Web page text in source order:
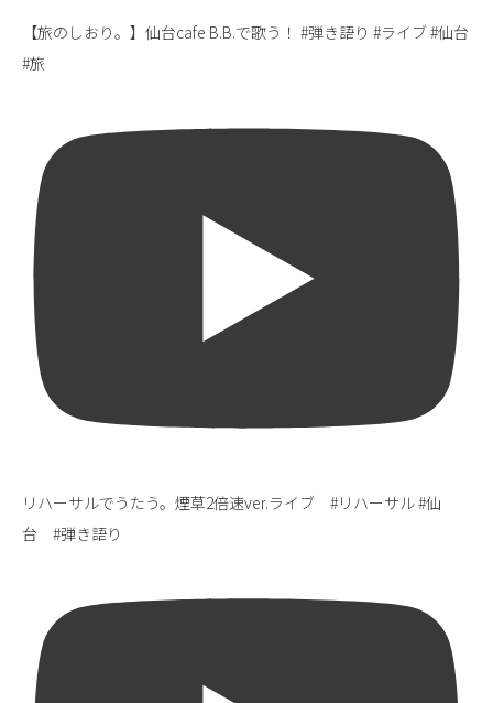
【旅のしおり。】仙台cafe B.B.で歌う！ #弾き語り #ライブ #仙台
#旅
リハーサルでうたう。煙草2倍速ver.ライブ #リハーサル #仙
台 #弾き語り